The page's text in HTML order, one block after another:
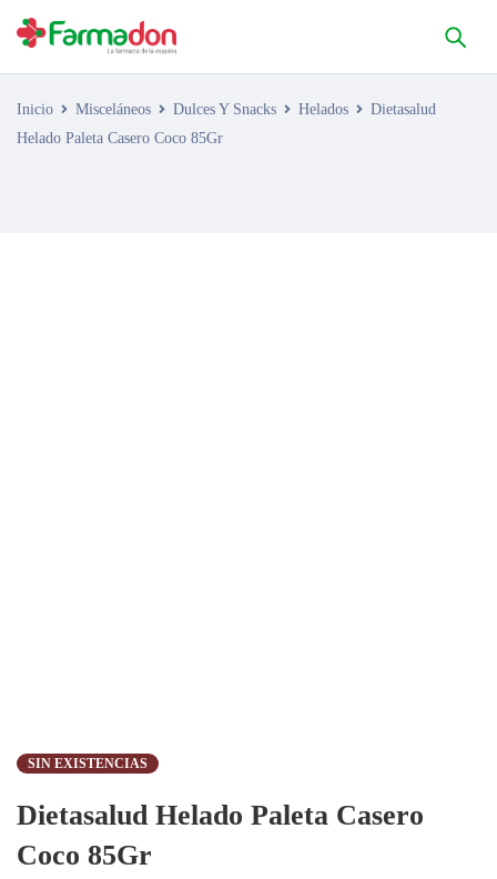
Inicio Misceláneos Dulces Y Snacks Helados
Dietasalud
Helado Paleta Casero Coco 85Gr
SIN EXISTENCIAS
Dietasalud Helado Paleta Casero
Coco 85Gr